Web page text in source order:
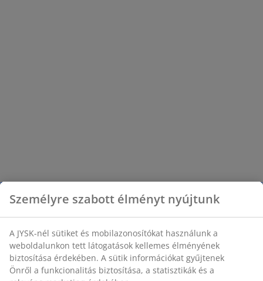
Személyre szabott élményt nyújtunk
A JYSK-nél sütiket és mobilazonosítókat használunk a
weboldalunkon tett látogatások kellemes élményének
biztosítása érdekében. A sütik információkat gyűjtenek
Önről a funkcionalitás biztosítása, a statisztikák és a